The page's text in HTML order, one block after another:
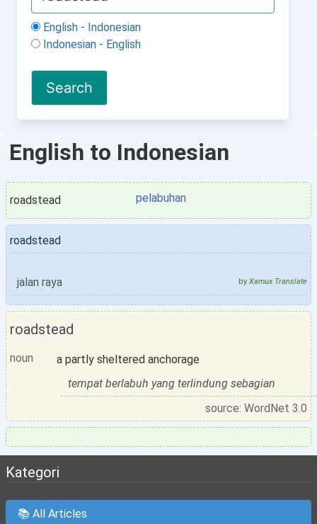
English - Indonesian
Indonesian - English
English to Indonesian
roadstead pelabuhan
roadstead
jalan raya by Xamux Translate
roadstead
noun
a partly sheltered anchorage
tempat berlabuh yang terlindung sebagian
source: WordNet 3.0
Kategori
📚 All Articles